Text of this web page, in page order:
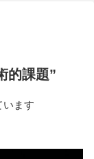
的課題”
います